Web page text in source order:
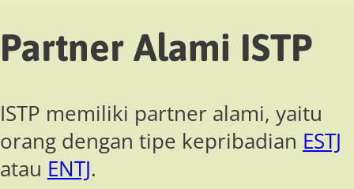
Partner Alami ISTP
ISTP memiliki partner alami, yaitu
orang dengan tipe kepribadian ESTJ
atau ENTJ.